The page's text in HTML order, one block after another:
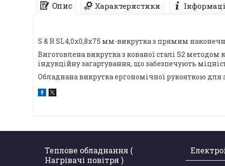
Опис Характеристики
S & R SL4,0х0,8х75 мм-викрутка з прямим
Виготовлена викрутка з кованої сталі S2
індукційну загартування, що забезпечують
Обладнана викрутка ергономічної рукояткою для
Теплове обладнання (
Нагрівачі повітря )